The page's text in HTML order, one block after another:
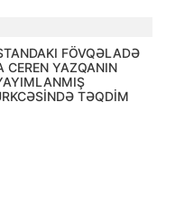
FÖVQƏLADƏ
YAZQANIN
TƏQDİM